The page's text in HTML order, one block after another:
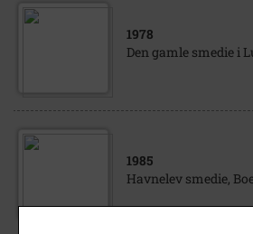
1978
Den gamle smedie i
1985
Havnelev smedie,